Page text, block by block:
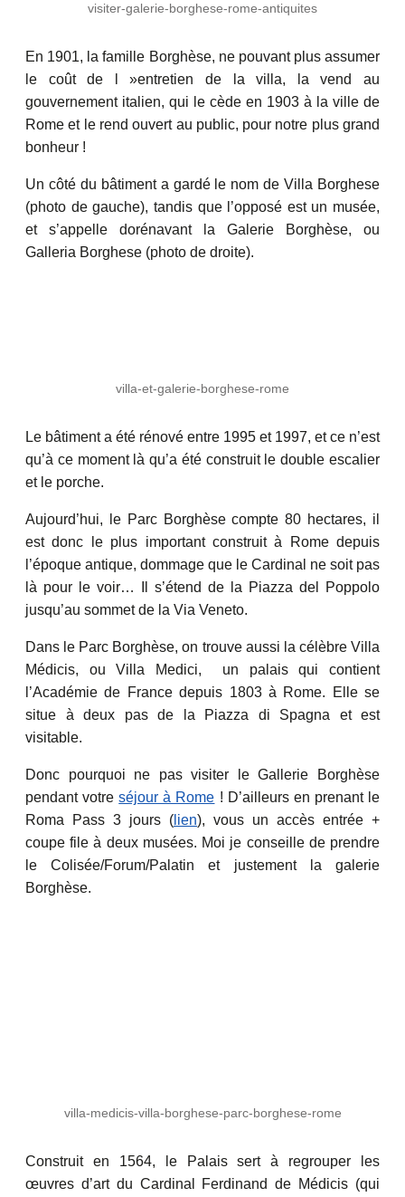
visiter-galerie-borghese-rome-antiquites
En 1901, la famille Borghèse, ne pouvant plus assumer
le coût de l »entretien de la villa, la vend au
gouvernement italien, qui le cède en 1903 à la ville de
Rome et le rend ouvert au public, pour notre plus grand
bonheur !
Un côté du bâtiment a gardé le nom de Villa Borghese
(photo de gauche), tandis que l’opposé est un musée,
et s’appelle dorénavant la Galerie Borghèse, ou
Galleria Borghese (photo de droite).
villa-et-galerie-borghese-rome
Le bâtiment a été rénové entre 1995 et 1997, et ce n’est
qu’à ce moment là qu’a été construit le double escalier
et le porche.
Aujourd’hui, le Parc Borghèse compte 80 hectares, il
est donc le plus important construit à Rome depuis
l’époque antique, dommage que le Cardinal ne soit pas
là pour le voir… Il s’étend de la Piazza del Poppolo
jusqu’au sommet de la Via Veneto.
Dans le Parc Borghèse, on trouve aussi la célèbre Villa
Médicis, ou Villa Medici, un palais qui contient
l’Académie de France depuis 1803 à Rome. Elle se
situe à deux pas de la Piazza di Spagna et est
visitable.
Donc pourquoi ne pas visiter le Gallerie Borghèse
pendant votreséjour à Rome ! D’ailleurs en prenant le
Roma Pass 3 jours ( lien), vous un accès entrée +
coupe file à deux musées. Moi je conseille de prendre
le Colisée/Forum/Palatin et justement la galerie
Borghèse.
villa-medicis-villa-borghese-parc-borghese-rome
Construit en 1564, le Palais sert à regrouper les
œuvres d’art du Cardinal Ferdinand de Médicis (qui